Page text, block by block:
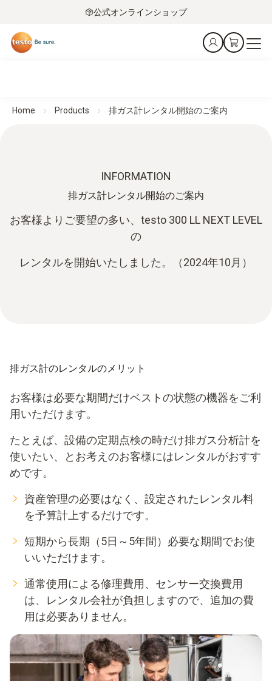
公式オンラインショップ
Home Products 排ガス計レンタル開始のご案内
INFORMATION
排ガス計レンタル開始のご案内
お客様よりご要望の多い、testo 300 LL NEXT LEVEL
の
レンタルを開始いたしました。（2024年10月）
排ガス計のレンタルのメリット
お客様は必要な期間だけベストの状態の機器をご利
用いただけます。
たとえば、設備の定期点検の時だけ排ガス分析計を
使いたい、とお考えのお客様にはレンタルがおすす
めです。
資産管理の必要はなく、設定されたレンタル料
を予算計上するだけです。
短期から長期（5日～5年間）必要な期間でお使
いいただけます。
通常使用による修理費用、センサー交換費用
は、レンタル会社が負担しますので、追加の費
用は必要ありません。